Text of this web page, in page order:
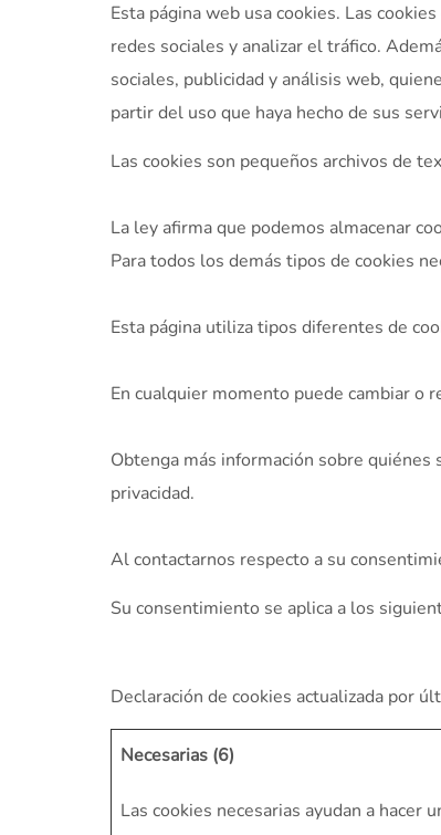
Esta página web usa cookies. Las
redes sociales y analizar el tráfico.
sociales, publicidad y análisis web,
partir del uso que haya hecho de sus
Las cookies son pequeños archivos de
La ley afirma que podemos almacenar
Para todos los demás tipos de cookies
Esta página utiliza tipos diferentes de
En cualquier momento puede cambiar o
Obtenga más información sobre
privacidad.
Al contactarnos respecto a su
Su consentimiento se aplica a los
Declaración de cookies actualizada por
Necesarias (6)
Las cookies necesarias ayudan a hacer